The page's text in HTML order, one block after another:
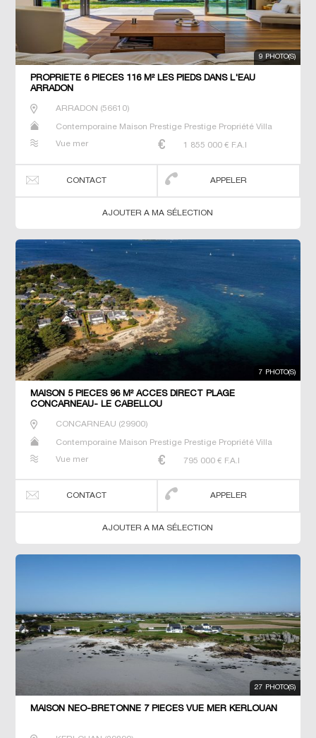
9 PHOTO(S)
PROPRIETE 6 PIECES 116 M² LES PIEDS DANS L'EAU
ARRADON
ARRADON (56610)
Contemporaine Maison Prestige Prestige Propriété Villa
Vue mer 1 855 000 € F.A.I
CONTACT APPELER
AJOUTER A MA SÉLECTION
7 PHOTO(S)
MAISON 5 PIECES 96 M² ACCES DIRECT PLAGE
CONCARNEAU- LE CABELLOU
CONCARNEAU (29900)
Contemporaine Maison Prestige Prestige Propriété Villa
Vue mer 795 000 € F.A.I
CONTACT APPELER
AJOUTER A MA SÉLECTION
27 PHOTO(S)
MAISON NEO-BRETONNE 7 PIECES VUE MER KERLOUAN